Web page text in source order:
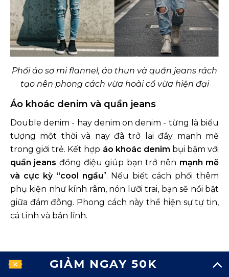
Phối áo sơ mi flannel, áo thun và quần jeans rách
tạo nên phong cách vừa hoài cổ vừa hiện đại
Áo khoác denim và quần jeans
Double denim - hay denim on denim - từng là biểu
tượng một thời và nay đã trở lại đầy mạnh mẽ
trong giới trẻ. Kết hợp áo khoác denim bụi bặm với
quần jeans đồng điệu giúp bạn trở nên mạnh mẽ
và cực kỳ “cool ngầu”. Nếu biết cách phối thêm
phụ kiện như kính râm, nón lưỡi trai, bạn sẽ nổi bật
giữa đám đông. Phong cách này thể hiện sự tự tin,
cá tính và bản lĩnh.
Công thức "double denim" là outfit vừa classic
vừa trend
GIẢM NGAY 50K